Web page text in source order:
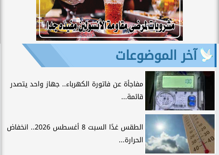
آخر الموضوعات
مفاجأة عن فاتورة الكهرباء.. جهاز واحد يتصدر
قائمة...
الطقس غدًا السبت 8 أغسطس 2026.. انخفاض
الحرارة...